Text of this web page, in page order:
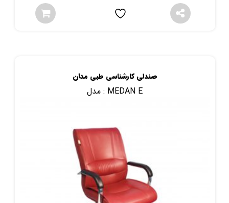
صندلی کارشناسی طبی مدان
مدل : MEDAN E